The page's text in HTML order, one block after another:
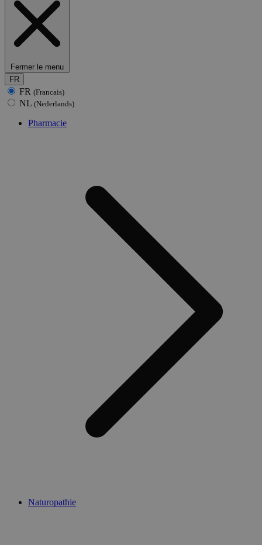
Fermer le menu
FR
FR (Francais)
NL (Nederlands)
Pharmacie
Naturopathie